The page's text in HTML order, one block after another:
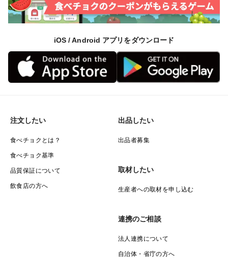
iOS / Android アプリをダウンロード
注文したい
食べチョクとは？
食べチョク基準
品質保証について
飲食店の方へ
出品したい
出品者募集
取材したい
生産者への取材を申し込む
連携のご相談
法人連携について
自治体・省庁の方へ